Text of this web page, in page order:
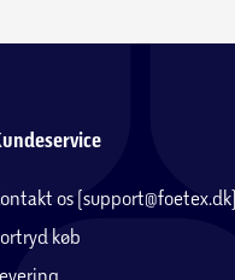
os (support@foetex.dk)
køb